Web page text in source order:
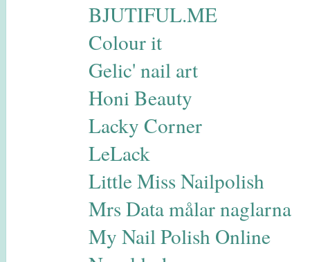
BJUTIFUL.ME
Colour it
Gelic' nail art
Honi Beauty
Lacky Corner
LeLack
Little Miss Nailpolish
Mrs Data målar naglarna
My Nail Polish Online